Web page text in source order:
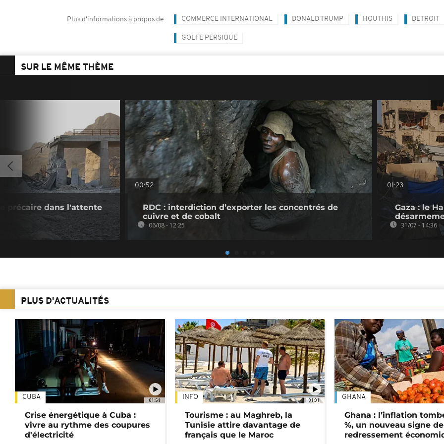
Plus d'informations à propos de COMMERCE INTERNATIONAL DONALD TRUMP HOUTHIS DETROIT
GOLFE PERSIQUE
SUR LE MÊME THÈME
précaire dans l'attente
00:52
RDC : interdiction d’exporter les concentrés de
cuivre et de cobalt
06/08 - 12:25
01:23
Gaza : le
31/07 - 14:36
PLUS D'ACTUALITÉS
01:54
CUBA
Crise énergétique à Cuba :
vivre au rythme des coupures
d'électricité
01:01
INFO
Tourisme : au Maghreb, la
Tunisie attire davantage de
français que le Maroc
GHANA
Ghana : l’inflation
%, un nouveau signe de
redressement